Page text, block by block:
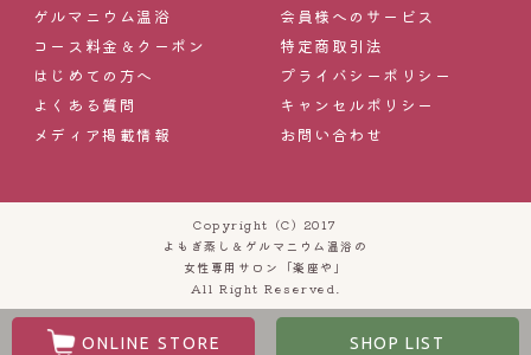
ONLINE STORE SHOP LIST
ゲルマニウム温浴
コース料金＆クーポン
はじめての方へ
よくある質問
メディア掲載情報
会員様へのサービス
特定商取引法
プライバシーポリシー
キャンセルポリシー
お問い合わせ
Copyright (C) 2017
よもぎ蒸し＆ゲルマニウム温浴の
女性専用サロン「楽座や」
All Right Reserved.